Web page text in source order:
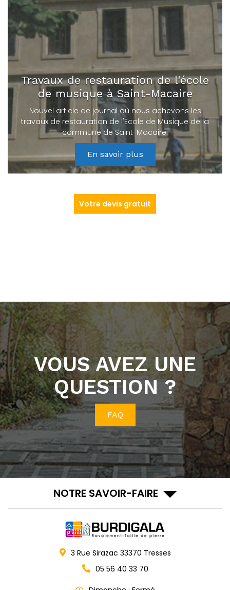
Travaux de restauration de l'école
de musique à Saint-Macaire
Nouvel article de journal où nous achevons les
travaux de restauration de l'Ecole de Musique de la
commune de Saint-Macaire.
En savoir plus
Votre devis gratuit
VOUS AVEZ UNE
QUESTION ?
FAQ
NOTRE SAVOIR-FAIRE
3 Rue Sirazac 33370 Tresses
05 56 40 33 70